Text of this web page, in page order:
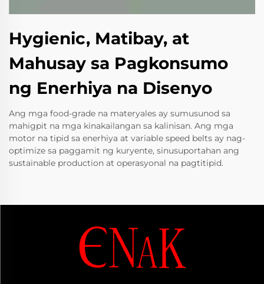
Hygienic, Matibay, at
Mahusay sa Pagkonsumo
ng Enerhiya na Disenyo
Ang mga food-grade na materyales ay sumusunod sa
mahigpit na mga kinakailangan sa kalinisan. Ang mga
motor na tipid sa enerhiya at variable speed belts ay nag-
optimize sa paggamit ng kuryente, sinusuportahan ang
sustainable production at operasyonal na pagtitipid.